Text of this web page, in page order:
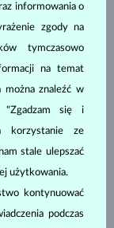
informowania o
zgody na
tymczasowo
na temat
znaleźć w
"Zgadzam się i
korzystanie ze
stale ulepszać
użytkowania.
kontynuować
podczas